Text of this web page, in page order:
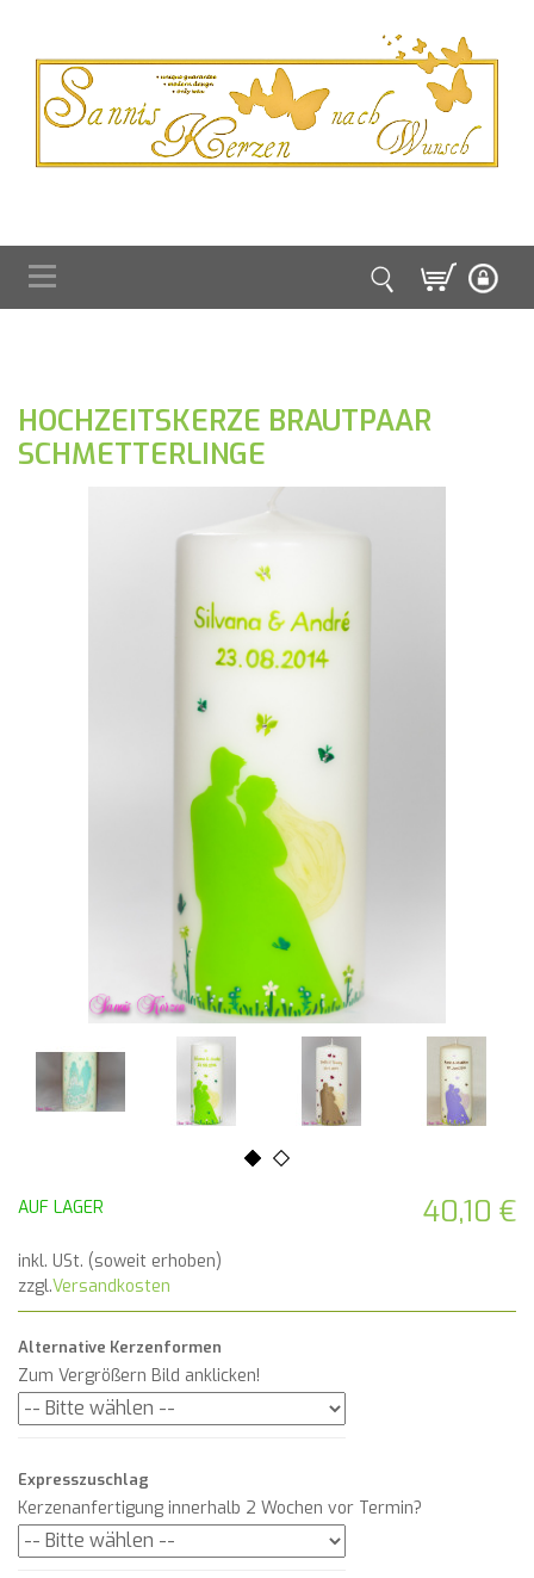
HOCHZEITSKERZE BRAUTPAAR
SCHMETTERLINGE
40,10 €
AUF LAGER
inkl. USt. (soweit erhoben)
zzgl.Versandkosten
Alternative Kerzenformen
Zum Vergrößern Bild anklicken!
Expresszuschlag
Kerzenanfertigung innerhalb 2 Wochen vor Termin?